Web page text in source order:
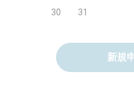
30 31
新規